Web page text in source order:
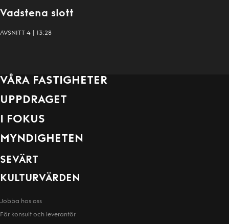
Vadstena slott
AVSNITT 4 13:28
VÅRA FASTIGHETER
UPPDRAGET
I FOKUS
MYNDIGHETEN
SEVÄRT
KULTURVÄRDEN
Jobba hos oss
För konsult och leverantör